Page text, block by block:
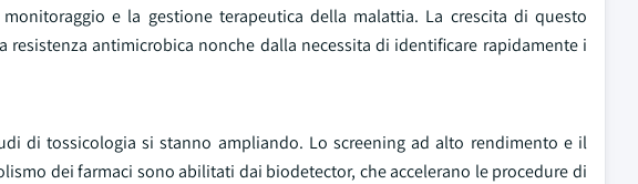
e la gestione terapeutica della malattia. La crescita di questo
antimicrobica nonche dalla necessita di identificare rapidamente i
di tossicologia si stanno ampliando. Lo screening ad alto rendimento e il
dei farmaci sono abilitati dai biodetector, che accelerano le procedure di